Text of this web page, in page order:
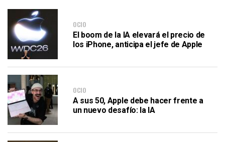
OCIO
El boom de la IA elevará el precio de
los iPhone, anticipa el jefe de Apple
OCIO
A sus 50, Apple debe hacer frente a
un nuevo desafío: la IA